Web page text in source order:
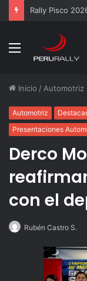
Rally Pisco
Menú
Inicio / Automotriz
Automotriz
Presentaciones
Derco
con el
Rubén Castro S.